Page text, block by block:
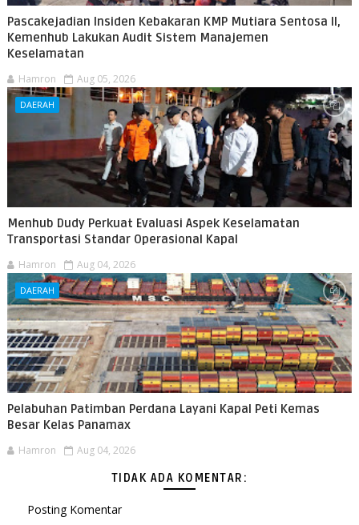
Pascakejadian Insiden Kebakaran KMP Mutiara Sentosa II,
Kemenhub Lakukan Audit Sistem Manajemen
Keselamatan
Hamron Aug 05, 2026
DAERAH
Menhub Dudy Perkuat Evaluasi Aspek Keselamatan
Transportasi Standar Operasional Kapal
Hamron Aug 04, 2026
DAERAH
Pelabuhan Patimban Perdana Layani Kapal Peti Kemas
Besar Kelas Panamax
Hamron Aug 04, 2026
TIDAK ADA KOMENTAR:
Posting Komentar